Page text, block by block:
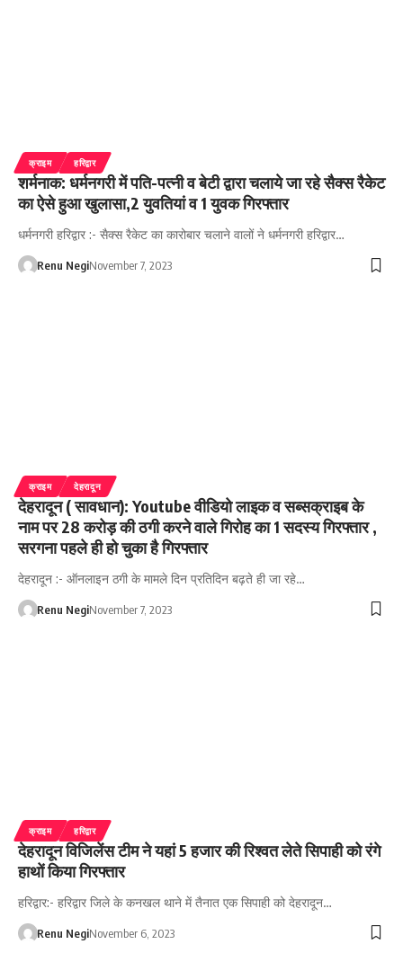
क्राइम हरिद्वार
शर्मनाक: धर्मनगरी में पति-पत्नी व बेटी द्वारा चलाये जा रहे सैक्स रैकेट
का ऐसे हुआ खुलासा,2 युवतियां व 1 युवक गिरफ्तार
धर्मनगरी हरिद्वार :- सैक्स रैकेट का कारोबार चलाने वालों ने धर्मनगरी हरिद्वार…
Renu NegiNovember 7, 2023
क्राइम देहरादून
देहरादून ( सावधान): Youtube वीडियो लाइक व सब्सक्राइब के
नाम पर 28 करोड़ की ठगी करने वाले गिरोह का 1 सदस्य गिरफ्तार ,
सरगना पहले ही हो चुका है गिरफ्तार
देहरादून :- ऑनलाइन ठगी के मामले दिन प्रतिदिन बढ़ते ही जा रहे…
Renu NegiNovember 7, 2023
क्राइम हरिद्वार
देहरादून विजिलेंस टीम ने यहां 5 हजार की रिश्वत लेते सिपाही को रंगे
हाथों किया गिरफ्तार
हरिद्वार:- हरिद्वार जिले के कनखल थाने में तैनात एक सिपाही को देहरादून…
Renu NegiNovember 6, 2023